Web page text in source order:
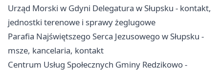
Urząd Morski w Gdyni Delegatura w Słupsku - kontakt,
jednostki terenowe i sprawy żeglugowe
Parafia Najświętszego Serca Jezusowego w Słupsku -
msze, kancelaria, kontakt
Centrum Usług Społecznych Gminy Redzikowo -